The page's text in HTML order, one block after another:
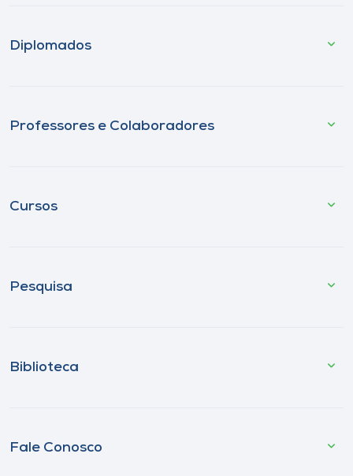
Diplomados
Professores e Colaboradores
Cursos
Pesquisa
Biblioteca
Fale Conosco